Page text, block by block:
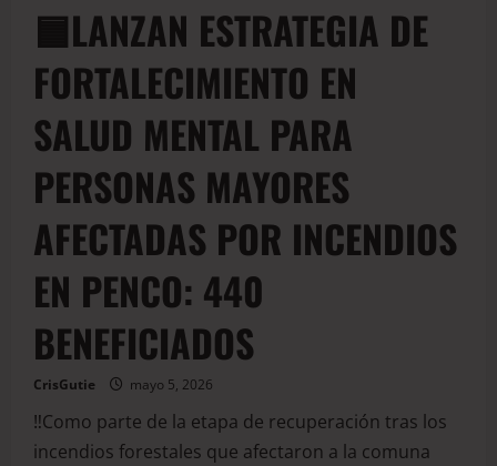
🟦LANZAN ESTRATEGIA DE
FORTALECIMIENTO EN
SALUD MENTAL PARA
PERSONAS MAYORES
AFECTADAS POR INCENDIOS
EN PENCO: 440
BENEFICIADOS
CrisGutie mayo 5, 2026
‼️Como parte de la etapa de recuperación tras los
incendios forestales que afectaron a la comuna